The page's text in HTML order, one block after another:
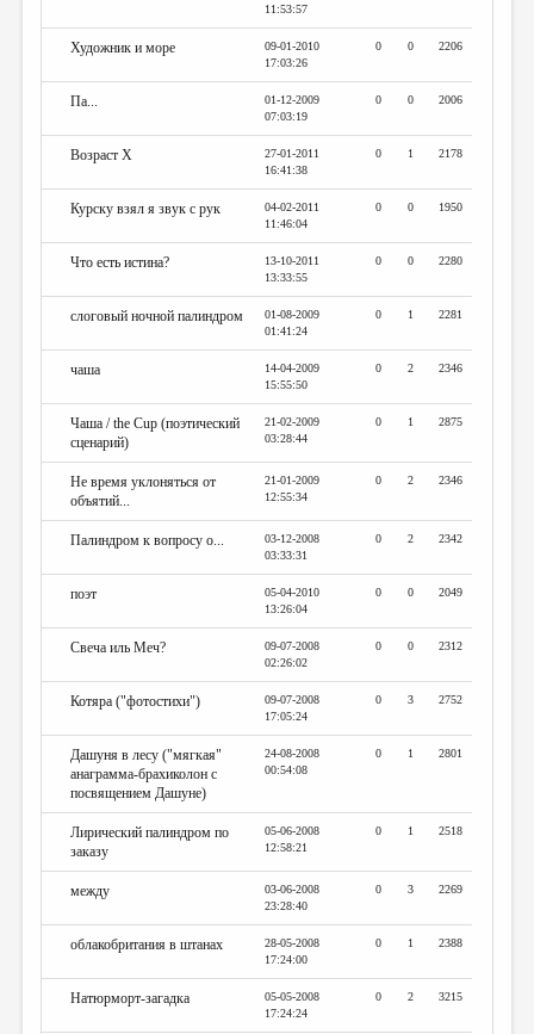
11:53:57
Художник и море
09-01-2010
17:03:26
0 0 2206
Па...
01-12-2009
07:03:19
0 0 2006
Возраст Х
27-01-2011
16:41:38
0 1 2178
Курску взял я звук с рук
04-02-2011
11:46:04
0 0 1950
Что есть истина?
13-10-2011
13:33:55
0 0 2280
слоговый ночной палиндром
01-08-2009
01:41:24
0 1 2281
чаша
14-04-2009
15:55:50
0 2 2346
Чаша / the Cup (поэтический
сценарий)
21-02-2009
03:28:44
0 1 2875
Не время уклоняться от
объятий...
21-01-2009
12:55:34
0 2 2346
Палиндром к вопросу о...
03-12-2008
03:33:31
0 2 2342
поэт
05-04-2010
13:26:04
0 0 2049
Свеча иль Меч?
09-07-2008
02:26:02
0 0 2312
Котяра ("фотостихи")
09-07-2008
17:05:24
0 3 2752
Дашуня в лесу ("мягкая"
анаграмма-брахиколон с
посвящением Дашуне)
24-08-2008
00:54:08
0 1 2801
Лирический палиндром по
заказу
05-06-2008
12:58:21
0 1 2518
между
03-06-2008
23:28:40
0 3 2269
облакобритания в штанах
28-05-2008
17:24:00
0 1 2388
Натюрморт-загадка
05-05-2008
17:24:24
0 2 3215